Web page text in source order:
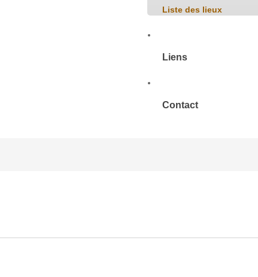
Liste des lieux
Liens
Contact